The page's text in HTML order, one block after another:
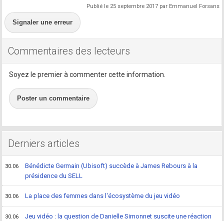
Publié le 25 septembre 2017 par Emmanuel Forsans
Signaler une erreur
Commentaires des lecteurs
Soyez le premier à commenter cette information.
Poster un commentaire
Derniers articles
30.06
Bénédicte Germain (Ubisoft) succède à James Rebours à la
présidence du SELL
30.06 La place des femmes dans l'écosystème du jeu vidéo
30.06
Jeu vidéo : la question de Danielle Simonnet suscite une réaction